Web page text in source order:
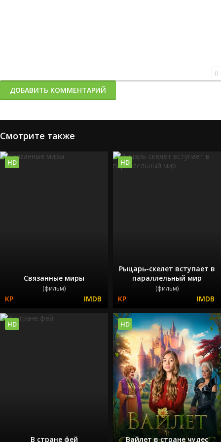
0
ДОБАВИТЬ КОММЕНТАРИЙ
Смотрите также
Связанные миры
(фильм)
HD
Рыцарь-скелет вступает в
параллельный мир
(фильм)
HD
В стране фей
HD
Вайлет в стране чудес
HD